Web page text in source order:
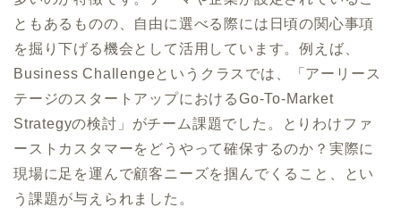
ともあるものの、自由に選べる際には日頃の関心事項
を掘り下げる機会として活用しています。例えば、
Business Challengeというクラスでは、「アーリース
テージのスタートアップにおけるGo-To-Market
Strategyの検討」がチーム課題でした。とりわけファ
ーストカスタマーをどうやって確保するのか？実際に
現場に足を運んで顧客ニーズを掴んでくること、とい
う課題が与えられました。